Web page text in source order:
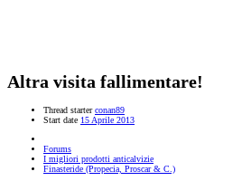
Altra visita fallimentare!
Thread starter conan89
Start date 15 Aprile 2013
Forums
I migliori prodotti anticalvizie
Finasteride (Propecia, Proscar & C.)